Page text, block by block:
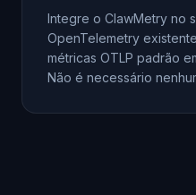
Integre o ClawMetry no
OpenTelemetry
métricas OTLP padrão
Não é necessário